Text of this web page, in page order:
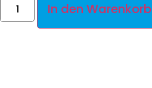
In den Warenkorb